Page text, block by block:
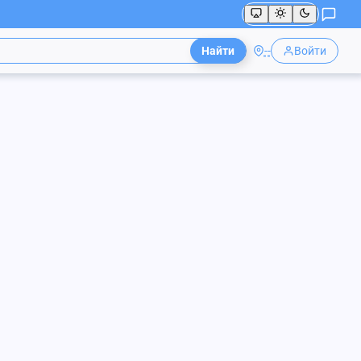
Найти -- Войти